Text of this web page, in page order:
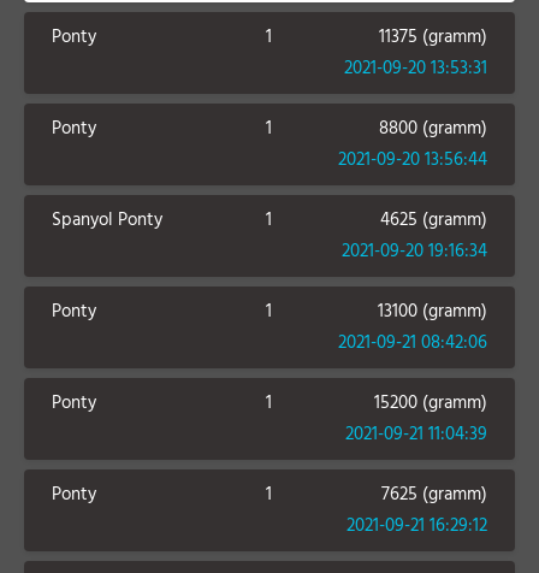
Ponty 1
11375 (gramm)
2021-09-20 13:53:31
Ponty 1
8800 (gramm)
2021-09-20 13:56:44
Spanyol Ponty 1
4625 (gramm)
2021-09-20 19:16:34
Ponty 1
13100 (gramm)
2021-09-21 08:42:06
Ponty 1
15200 (gramm)
2021-09-21 11:04:39
Ponty 1
7625 (gramm)
2021-09-21 16:29:12